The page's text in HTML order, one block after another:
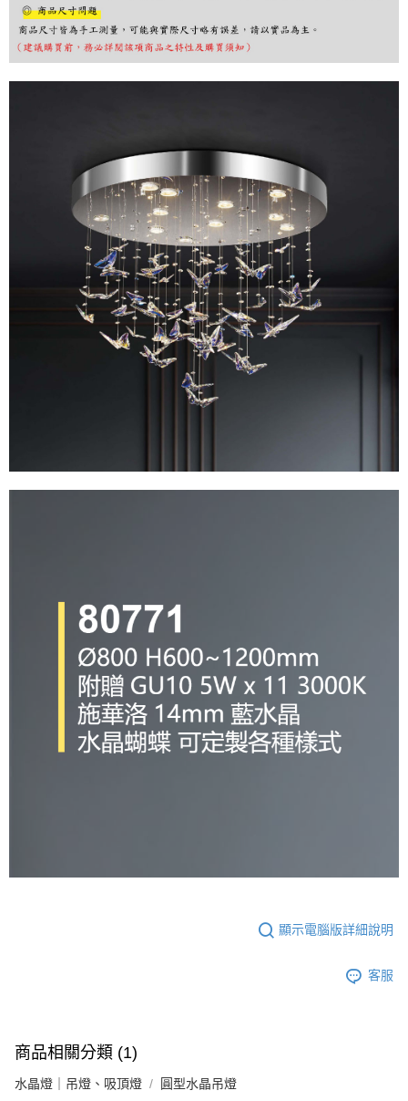
【注意事項】
１．透過由恩沛科技股份有限公司提供之「AFTEE先享後付」服務完成之交
易，需依本服務之必要範圍內提供個人資料，並將交易相關給付款項請求債
權轉讓予恩沛科技股份有限公司。
４．使用「AFTEE先享後付」時，將依據個別帳號之用戶狀況，依本公司即
時審查核予不同之上限額度；若仍有額度不足之情形，本公司將視審查結果
請求用戶進行身份認證。
５．嚴禁一人註冊多個帳號或使用他人資訊註冊。若發現惡意使用之情形，
恩沛科技股份有限公司將有權停止該用戶之使用額度並採取法律行動。
顯示電腦版詳細說明
客服
商品相關分類 (1)
水晶燈｜吊燈、吸頂燈 圓型水晶吊燈